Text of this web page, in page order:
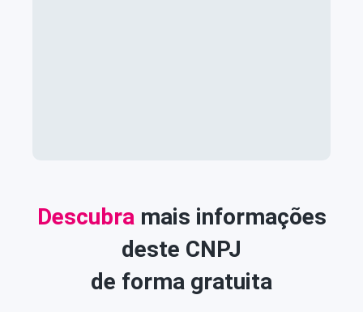
Descubra mais informações
deste CNPJ
de forma gratuita